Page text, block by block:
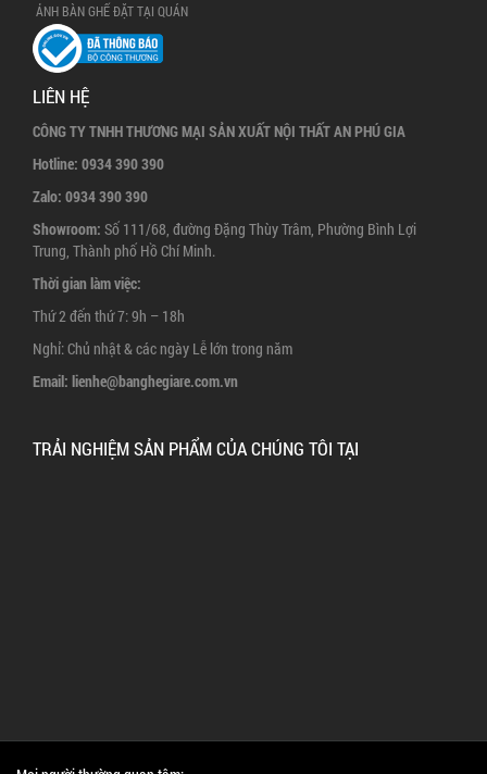
ẢNH BÀN GHẾ ĐẶT TẠI QUÁN
LIÊN HỆ
CÔNG TY TNHH THƯƠNG MẠI SẢN XUẤT NỘI THẤT AN PHÚ GIA
Hotline: 0934 390 390
Zalo: 0934 390 390
Showroom: Số 111/68, đường Đặng Thùy Trâm, Phường Bình Lợi
Trung, Thành phố Hồ Chí Minh.
Thời gian làm việc:
Thứ 2 đến thứ 7: 9h – 18h
Nghỉ: Chủ nhật & các ngày Lễ lớn trong năm
Email: lienhe@banghegiare.com.vn
TRẢI NGHIỆM SẢN PHẨM CỦA CHÚNG TÔI TẠI